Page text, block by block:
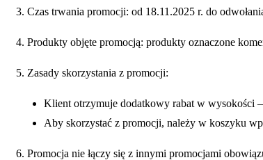
3. Czas trwania promocji: od 18.11.2025 r. do
4. Produkty objęte promocją: produkty oznaczone
5. Zasady skorzystania z promocji:
Klient otrzymuje dodatkowy rabat w wysokości
Aby skorzystać z promocji, należy w koszyku
6. Promocja nie łączy się z innymi promocjami